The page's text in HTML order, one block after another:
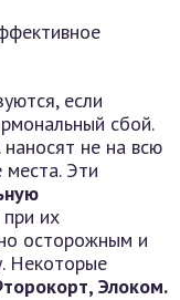
если
сбой.
не на всю
Эти
их
осторожным и
Некоторые
Элоком.